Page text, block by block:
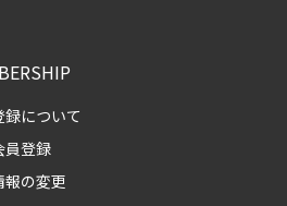
録について
員登録
報の変更